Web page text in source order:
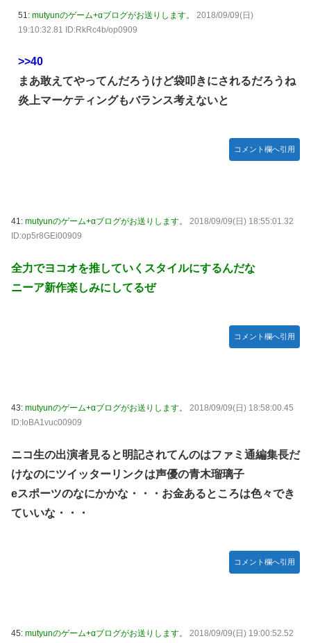
51: mutyunのゲーム+αブログがお送りします。
2018/09/09(日)
19:10:32.81 ID:RkRc4b/op0909
>>40
まあ敢えてやってんだろうけど袋叩きにされるだろうね
炎上マーケティングもバランス考えないと
コメント欄へ引用
41: mutyunのゲーム+αブログがお送りします。
2018/09/09(日) 18:55:01.32
ID:op5r8GEi00909
全力でヨコオを推していくスタイルにするんだな
ニーア新作楽しみにしてるぜ
コメント欄へ引用
43: mutyunのゲーム+αブログがお送りします。
2018/09/09(日) 18:58:00.45
ID:IoBA1vuc00909
ニコ生の出演者見ると明記されてんのはファミ通編集長だ
けなのにツイッターリンクは声優の青木瑠璃子
eスポーツのなにかかな・・・お金あるところは色々でき
ていいな・・・
コメント欄へ引用
45: mutyunのゲーム+αブログがお送りします。 2018/09/09(日) 19:00:52.52